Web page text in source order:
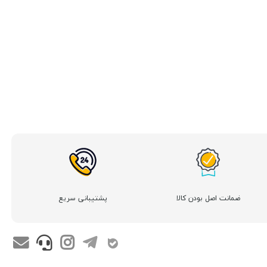
ضمانت اصل بودن کالا پشتیبانی سریع